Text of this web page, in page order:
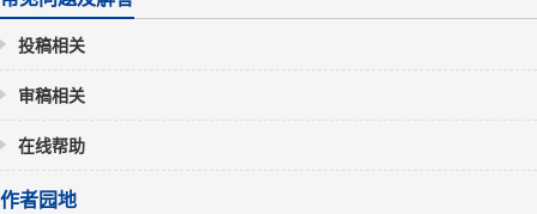
投稿相关
审稿相关
在线帮助
作者园地